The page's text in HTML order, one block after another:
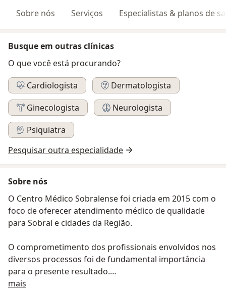
Sobre nós Serviços Especialistas & planos de
Busque em outras clínicas
O que você está procurando?
Cardiologista
Dermatologista
Ginecologista
Neurologista
Psiquiatra
Pesquisar outra especialidade
Sobre nós
O Centro Médico Sobralense foi criada em 2015 com o
foco de oferecer atendimento médico de qualidade
para Sobral e cidades da Região.
O comprometimento dos profissionais envolvidos nos
diversos processos foi de fundamental importância
para o presente resultado.
mais